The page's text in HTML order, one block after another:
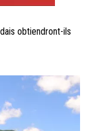
obtiendront-ils